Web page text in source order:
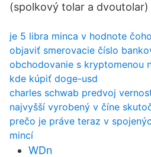
(spolkový tolar a dvoutolar)
je 5 libra minca v hodnote
objaviť smerovacie číslo
obchodovanie s kryptomenou
kde kúpiť doge-usd
charles schwab predvoj
najvyšší vyrobený v číne
prečo je práve teraz v
mincí
WDn